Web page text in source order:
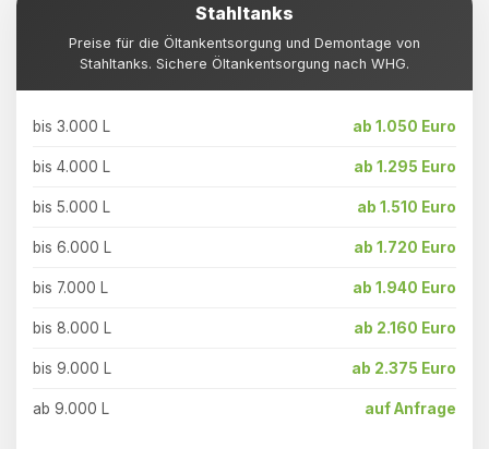
Stahltanks
Preise für die Öltankentsorgung und Demontage von
Stahltanks. Sichere Öltankentsorgung nach WHG.
bis 3.000 L ab 1.050 Euro
bis 4.000 L ab 1.295 Euro
bis 5.000 L ab 1.510 Euro
bis 6.000 L ab 1.720 Euro
bis 7.000 L ab 1.940 Euro
bis 8.000 L ab 2.160 Euro
bis 9.000 L ab 2.375 Euro
ab 9.000 L auf Anfrage